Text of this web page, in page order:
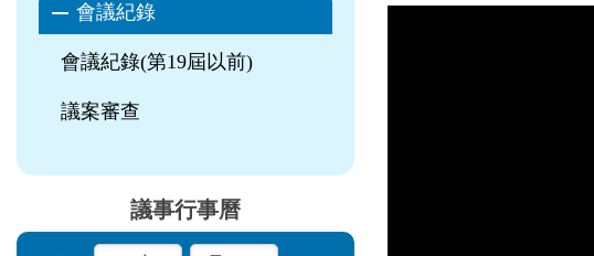
會議紀錄
會議紀錄(第19屆以前)
議案審查
議事行事曆